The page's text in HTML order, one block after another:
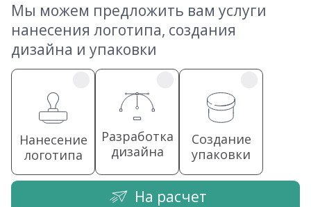
Мы можем предложить вам услуги
нанесения логотипа, создания
дизайна и упаковки
Нанесение
логотипа
Разработка
дизайна
Создание
упаковки
На расчет